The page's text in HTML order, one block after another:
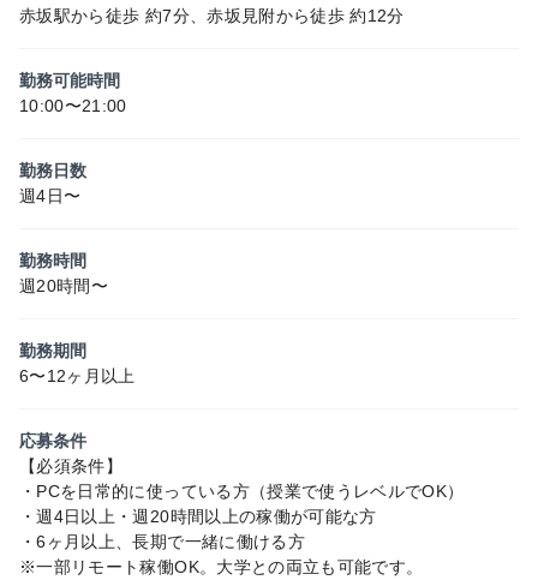
赤坂駅から徒歩 約7分、赤坂見附から徒歩 約12分
勤務可能時間
10:00〜21:00
勤務日数
週4日〜
勤務時間
週20時間〜
勤務期間
6〜12ヶ月以上
応募条件
【必須条件】
・PCを日常的に使っている方（授業で使うレベルでOK）
・週4日以上・週20時間以上の稼働が可能な方
・6ヶ月以上、長期で一緒に働ける方
※一部リモート稼働OK。大学との両立も可能です。